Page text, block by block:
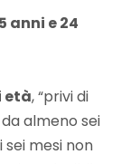
anni e 24
età, “privi di
almeno sei
sei mesi non